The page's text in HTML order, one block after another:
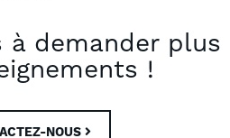
à demander plus
!
NOUS